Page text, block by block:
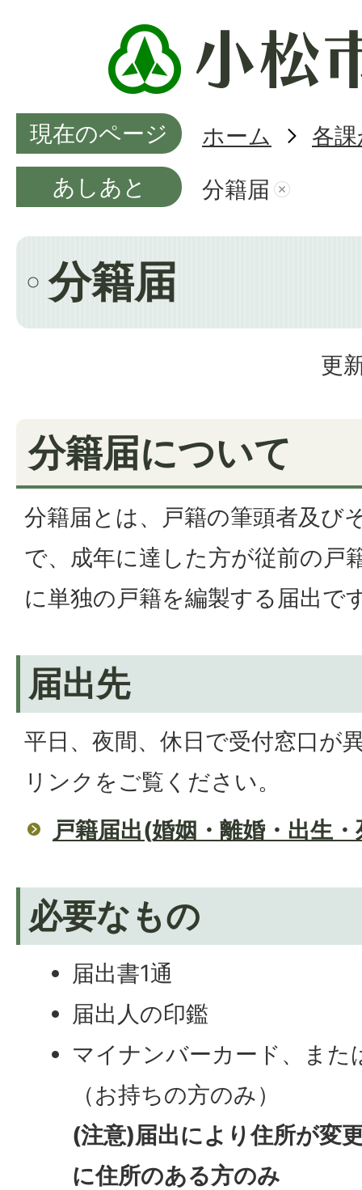
現在のページ ホーム
各
あしあと
分籍届
分籍届
更
分籍届について
分籍届とは、戸籍の筆頭者及び
で、成年に達した方が従前の戸
に単独の戸籍を編製する届出で
届出先
平日、夜間、休日で受付窓口が
リンクをご覧ください。
戸籍届出(婚姻・離婚・出生
必要なもの
届出書1通
届出人の印鑑
マイナンバーカード、また
（お持ちの方のみ）
(注意)届出により住所が変
に住所のある方のみ